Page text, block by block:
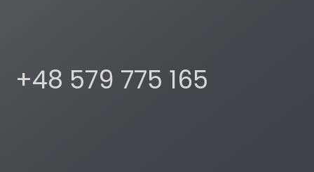
+48 579 775 165